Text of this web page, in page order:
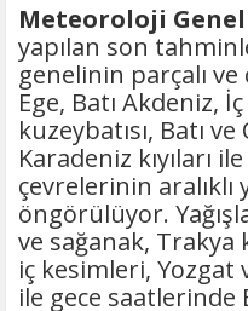
Meteoroloji
yapılan son
genelinin parçalı
Ege, Batı Akdeniz,
kuzeybatısı, Batı
Karadeniz kıyıları
çevrelerinin aralıklı
öngörülüyor.
ve sağanak, Trakya
iç kesimleri, Yozgat
ile gece saatlerinde